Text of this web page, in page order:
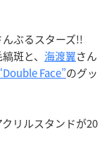
ぶるスターズ!!
斑と、 海渡翼さん
Face”のグッ
リルスタンドが20